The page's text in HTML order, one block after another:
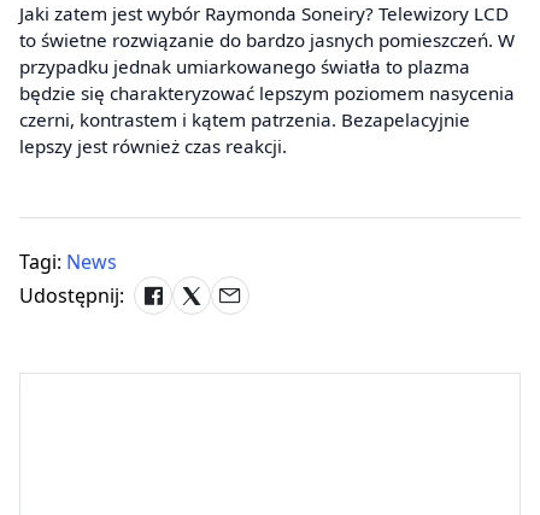
Jaki zatem jest wybór Raymonda Soneiry? Telewizory LCD
to świetne rozwiązanie do bardzo jasnych pomieszczeń. W
przypadku jednak umiarkowanego światła to plazma
będzie się charakteryzować lepszym poziomem nasycenia
czerni, kontrastem i kątem patrzenia. Bezapelacyjnie
lepszy jest również czas reakcji.
Tagi: News
Udostępnij: